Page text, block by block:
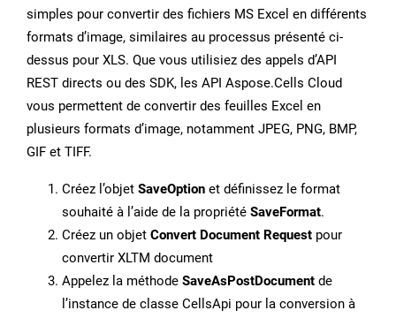
simples pour convertir des fichiers MS Excel en différents
formats d’image, similaires au processus présenté ci-
dessus pour XLS. Que vous utilisiez des appels d’API
REST directs ou des SDK, les API Aspose.Cells Cloud
vous permettent de convertir des feuilles Excel en
plusieurs formats d’image, notamment JPEG, PNG, BMP,
GIF et TIFF.
Créez l’objet SaveOption et définissez le format
souhaité à l’aide de la propriété SaveFormat.
Créez un objet Convert Document Request pour
convertir XLTM document
Appelez la méthode SaveAsPostDocument de
l’instance de classe CellsApi pour la conversion à